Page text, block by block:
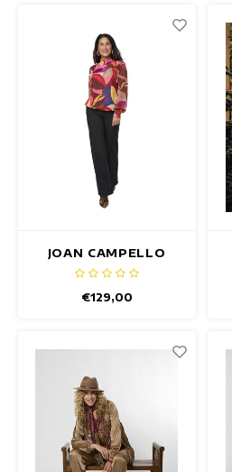
JOAN CAMPELLO
TOP
€129,00